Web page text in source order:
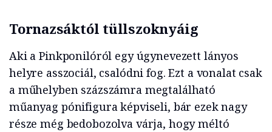
Tornazsáktól tüllszoknyáig
Aki a Pinkponilóról egy úgynevezett lányos
helyre asszociál, csalódni fog. Ezt a vonalat csak
a műhelyben százszámra megtalálható
műanyag pónifigura képviseli, bár ezek nagy
része még bedobozolva várja, hogy méltó